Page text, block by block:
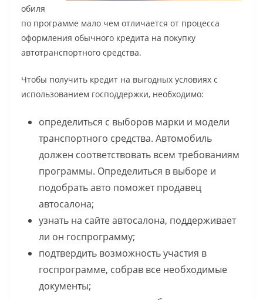
обиля
по программе мало чем отличается от процесса
оформления обычного кредита на покупку
автотранспортного средства.
Чтобы получить кредит на выгодных условиях с
использованием господдержки, необходимо:
определиться с выборов марки и модели
транспортного средства. Автомобиль
должен соответствовать всем требованиям
программы. Определиться в выборе и
подобрать авто поможет продавец
автосалона;
узнать на сайте автосалона, поддерживает
ли он госпрограмму;
подтвердить возможность участия в
госпрограмме, собрав все необходимые
документы;